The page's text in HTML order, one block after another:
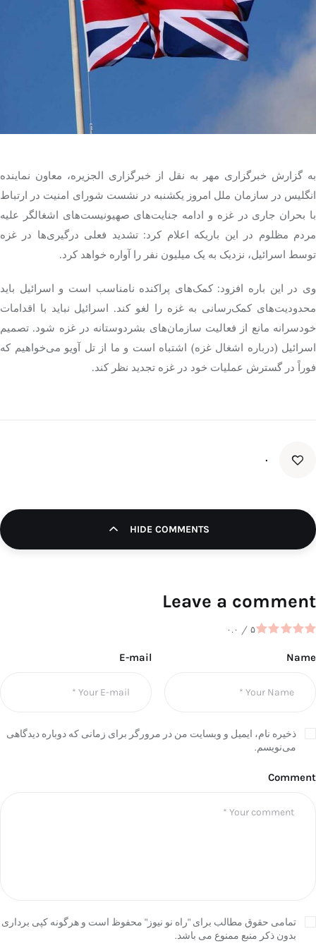
تک کده
به گزارش خبرگزاری مهر به نقل از خبرگزاری الجزیره، معاون نماینده
انگلیس در سازمان ملل امروز یکشنبه در نشست شورای امنیت در ارتباط
با بحران جاری در غزه و ادامه جنایت‌های صهیونیست‌های اشغالگر علیه
مردم مظلوم در این باریکه اعلام کرد: تشدید فعلی درگیری‌ها در غزه
توسط اسرائیل، نزدیک به یک میلیون نفر را آواره خواهد کرد.
وی در این باره افزود:کمک‌های پراکنده نامناسب است و اسرائیل باید
محدودیت‌های کمک‌رسانی به غزه را لغو کند. اسرائیل نباید با اقدامات
خودسرانه مانع از فعالیت سازمان‌های بشردوستانه در غزه شود. تصمیم
اسرائیل (درباره اشغال غزه) اشتباه است و ما ازتل آویو می‌خواهیم که
فوراً در گسترش عملیات خود در غزه تجدید نظر کند.
۰
HIDE COMMENTS
Leave a comment
۰.۰ / ۵
Name
E-mail
ذخیره نام، ایمیل و وبسایت من در مرورگر برای زمانی که دوباره دیدگاهی
می‌نویسم.
Comment
تمامی حقوق مطالب برای "راه نو نیوز" محفوظ است و هرگونه کپی برداری
بدون ذکر منبع ممنوع می باشد.